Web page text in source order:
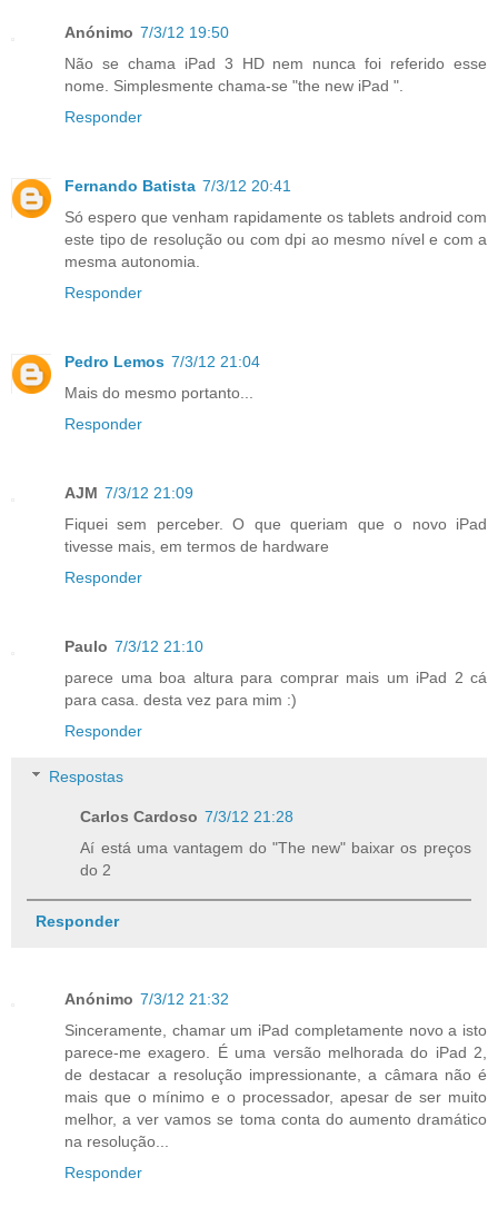
Anónimo 7/3/12 19:50
Não se chama iPad 3 HD nem nunca foi referido esse
nome. Simplesmente chama-se "the new iPad ".
Responder
Fernando Batista 7/3/12 20:41
Só espero que venham rapidamente os tablets android com
este tipo de resolução ou com dpi ao mesmo nível e com a
mesma autonomia.
Responder
Pedro Lemos 7/3/12 21:04
Mais do mesmo portanto...
Responder
AJM 7/3/12 21:09
Fiquei sem perceber. O que queriam que o novo iPad
tivesse mais, em termos de hardware
Responder
Paulo 7/3/12 21:10
parece uma boa altura para comprar mais um iPad 2 cá
para casa. desta vez para mim :)
Responder
Respostas
Carlos Cardoso 7/3/12 21:28
Aí está uma vantagem do "The new" baixar os preços
do 2
Responder
Anónimo 7/3/12 21:32
Sinceramente, chamar um iPad completamente novo a isto
parece-me exagero. É uma versão melhorada do iPad 2,
de destacar a resolução impressionante, a câmara não é
mais que o mínimo e o processador, apesar de ser muito
melhor, a ver vamos se toma conta do aumento dramático
na resolução...
Responder